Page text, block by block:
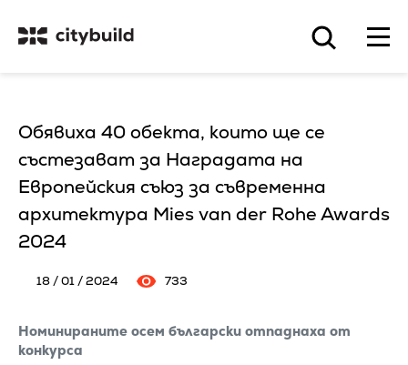
Обявиха 40 обекта, които ще се
състезават за Наградата на
Европейския съюз за съвременна
архитектура Mies van der Rohe Awards
2024
18 / 01 / 2024 733
Номинираните осем български отпаднаха от
конкурса